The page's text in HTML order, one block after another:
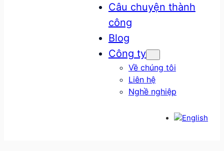
Câu chuyện thành
công
Blog
Công ty
Về chúng tôi
Liên hệ
Nghề nghiệp